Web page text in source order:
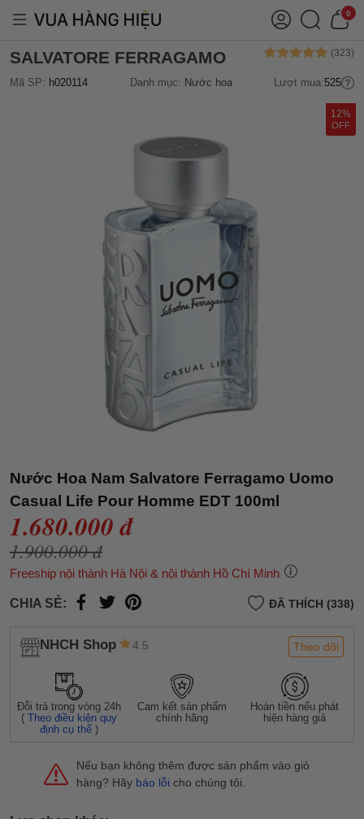
0
SALVATORE FERRAGAMO
Mã SP: h020114 Danh mục: Nước hoa Lượt mua:525
12%
OFF
Nước Hoa Nam Salvatore Ferragamo Uomo
Casual Life Pour Homme EDT 100ml
1.680.000 đ
1.900.000 đ
Freeship nội thành Hà Nội & nội thành Hồ Chí Minh
CHIA SẺ: ĐÃ THÍCH (338)
NHCH Shop 4.5 Theo dõi
Đỗi trả trong vòng 24h
(Theo điều kiện quy
định cụ thể )
Cam kết sản phẩm
chính hãng
Hoàn tiền nếu phát
hiện hàng giả
Nếu bạn không thêm được sản phẩm vào giỏ
hàng? Hãy báo lỗi cho chúng tôi.